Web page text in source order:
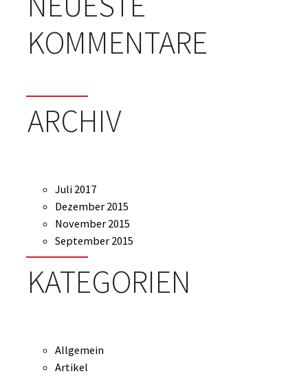
KOMMENTARE
ARCHIV
Juli 2017
Dezember 2015
November 2015
September 2015
KATEGORIEN
Allgemein
Artikel